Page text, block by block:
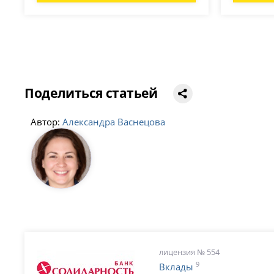
Поделиться статьей
Автор:Александра Васнецова
лицензия № 554
Вклады 9